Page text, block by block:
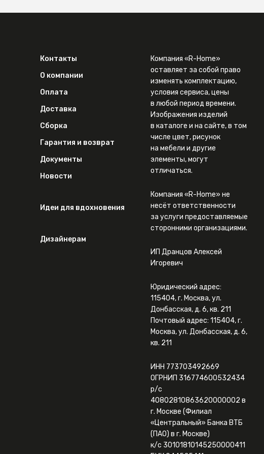
Контакты
О компании
Оплата
Доставка
Сборка
Гарантия и возврат
Документы
Новости
Идеи для вдохновения
Дизайнерам
Компания «R-Home»
оставляет за собой право
изменять комплектацию,
условия сервиса, цены
в любой период времени.
Изображения изделий
в каталоге и на сайте, в том
числе цвет, рисунок
на мебели и другие
элементы, могут
отличаться.
Компания «R-Home» не
несёт ответственности
за услуги предоставляемые
сторонними организациями.
ИП Дранцов Алексей
Игоревич
Юридический адрес:
115404, г. Москва, ул.
Донбасская, д. 6, кв. 211
Почтовый адрес: 115404, г.
Москва, ул. Донбасская, д. 6,
кв. 211
ИНН 773703492669
ОГРНИП 316774600532434
р/с
40802810863620000002 в
г. Москве (Филиал
«Центральный» Банка ВТБ
(ПАО) в г. Москве)
к/с 30101810145250000411